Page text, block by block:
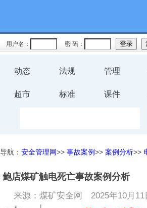
用户名： 密 码：
动态 法规 管理
超市 标准 课件
导航： 安全管理网>> 事故案例>> 案例分析>>
鲍店煤矿触电死亡事故案例分析
来源：煤矿安全网 2025年10月11